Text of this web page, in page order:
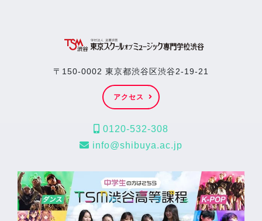
〒150-0002 東京都渋谷区渋谷2-19-21
アクセス
0120-532-308
info@shibuya.ac.jp